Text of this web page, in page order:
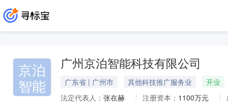
京泊
智能
广州京泊智能科技有限公司
广东省 | 广州市 其他科技推广服务业
开业
法定代表人： 张在赫 注册资本： 1100万元